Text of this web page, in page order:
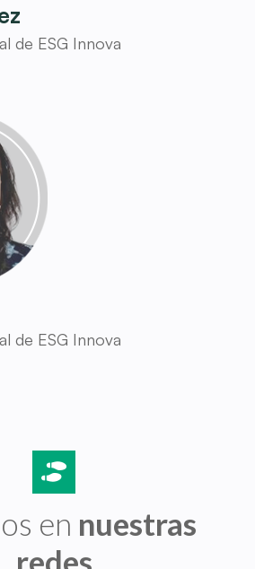
de ESG Innova
de ESG Innova
en nuestras
redes